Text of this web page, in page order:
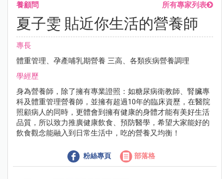
養顧問
所有專家列表
夏子雯 貼近你生活的營養師
專長
體重管理、孕產哺乳期營養 三高、各類疾病營養調理
學經歷
身為營養師，除了擁有專業證照：如糖尿病衛教師、腎臟專
科及體重管理營養師，並擁有超過10年的臨床資歷，在醫院
照顧病人的同時，更體會到擁有健康的身體才能有美好生活
品質，所以致力推廣健康飲食、預防醫學，希望大家能好的
飲食觀念能融入到日常生活中，吃的營養又均衡！
粉絲專頁 部落格